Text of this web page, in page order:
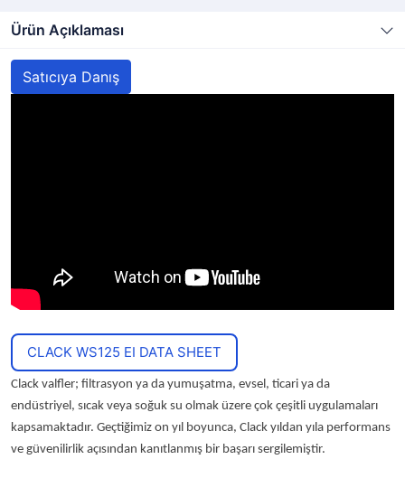
Ürün Açıklaması
Satıcıya Danış
CLACK WS125 EI DATA SHEET
Clack valfler; filtrasyon ya da yumuşatma, evsel, ticari ya da
endüstriyel, sıcak veya soğuk su olmak üzere çok çeşitli uygulamaları
kapsamaktadır. Geçtiğimiz on yıl boyunca, Clack yıldan yıla performans
ve güvenilirlik açısından kanıtlanmış bir başarı sergilemiştir.